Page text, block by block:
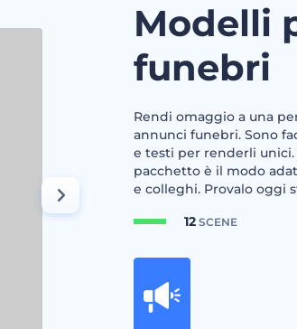
Modelli
funebri
Rendi omaggio a una
annunci funebri. Sono
e testi per renderli unici.
pacchetto è il modo
e colleghi. Provalo oggi
12SCENE